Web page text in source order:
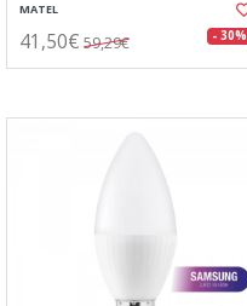
MATEL
41,50€ 59,29€ - 30%